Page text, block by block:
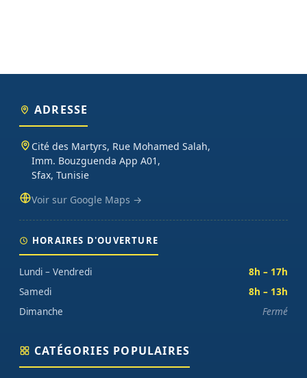
ADRESSE
Cité des Martyrs, Rue Mohamed Salah,
Imm. Bouzguenda App A01,
Sfax, Tunisie
Voir sur Google Maps →
HORAIRES D'OUVERTURE
Lundi – Vendredi
8h – 17h
Samedi
8h – 13h
Dimanche
Fermé
CATÉGORIES POPULAIRES